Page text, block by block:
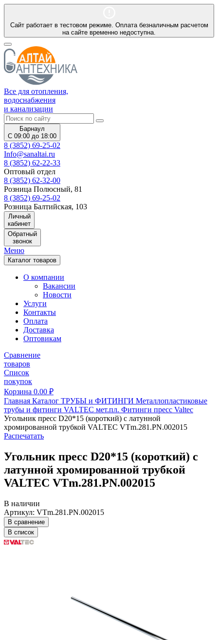
Сайт работает в тестовом режиме. Оплата безналичным расчетом
на сайте временно недоступна.
Все для отопления,
водоснабжения
и канализации
Барнаул
С 09:00 до 18:00
8 (3852) 69-25-02
Info@sanaltai.ru
8 (3852) 62-22-33
Оптовый отдел
8 (3852) 62-32-00
Розница Полюсный, 81
8 (3852) 69-25-02
Розница Балтийская, 103
Личный
кабинет
Обратный
звонок
Меню
Каталог товаров
О компании
Вакансии
Новости
Услуги
Контакты
Оплата
Доставка
Оптовикам
Сравнение
товаров
Список
покупок
Корзина 0.00 ₽
Главная Каталог ТРУБЫ и ФИТИНГИ Металлопластиковые
трубы и фитинги VALTEC мет.пл. Фитинги пресс Valtec
Угольник пресс D20*15 (короткий) с латунной
хромированной трубкой VALTEC VTm.281.PN.002015
Распечатать
Угольник пресс D20*15 (короткий) с
латунной хромированной трубкой
VALTEC VTm.281.PN.002015
В наличии
Артикул: VTm.281.PN.002015
В сравнение
В список